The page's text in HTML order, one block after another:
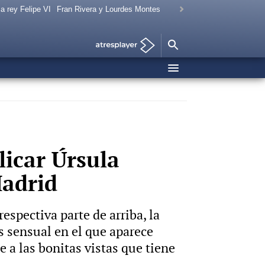
rey Felipe VI Fran Rivera y Lourdes Montes
Úrsula
parte de arriba, la
en el que aparece
a las bonitas vistas que tiene